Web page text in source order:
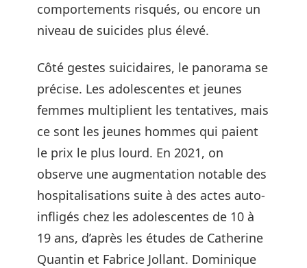
comportements risqués, ou encore un
niveau de suicides plus élevé.
Côté gestes suicidaires, le panorama se
précise. Les adolescentes et jeunes
femmes multiplient les tentatives, mais
ce sont les jeunes hommes qui paient
le prix le plus lourd. En 2021, on
observe une augmentation notable des
hospitalisations suite à des actes auto-
infligés chez les adolescentes de 10 à
19 ans, d’après les études de Catherine
Quantin et Fabrice Jollant. Dominique